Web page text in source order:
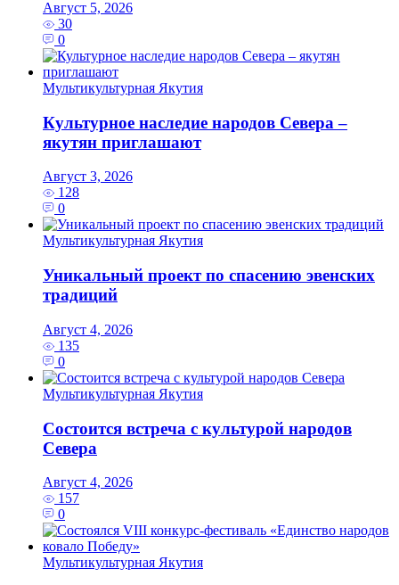
Август 5, 2026
30
0
Мультикультурная Якутия
Культурное наследие народов Севера –
якутян приглашают
Август 3, 2026
128
0
Мультикультурная Якутия
Уникальный проект по спасению эвенских
традиций
Август 4, 2026
135
0
Мультикультурная Якутия
Состоится встреча с культурой народов
Севера
Август 4, 2026
157
0
Мультикультурная Якутия